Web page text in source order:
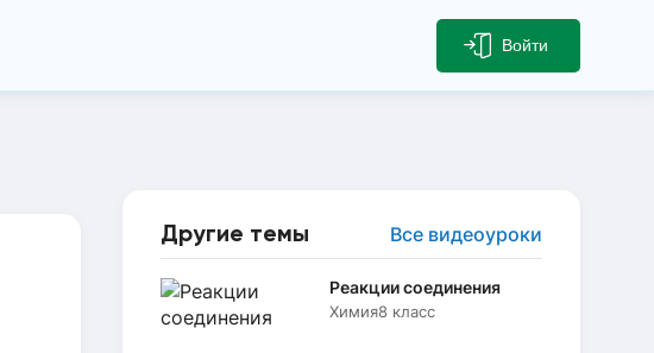
Войти
Другие темы Все видеоуроки
Реакции соединения
Химия8 класс